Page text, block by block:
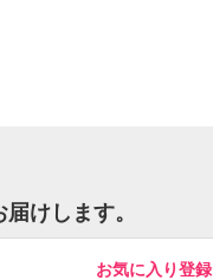
けします。
お気に入り登録